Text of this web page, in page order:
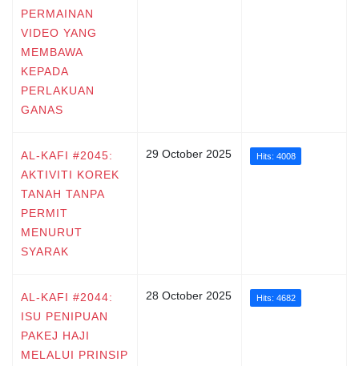
PERMAINAN
VIDEO YANG
MEMBAWA
KEPADA
PERLAKUAN
GANAS
AL-KAFI #2045:
AKTIVITI KOREK
TANAH TANPA
PERMIT
MENURUT
SYARAK
29 October 2025 Hits: 4008
AL-KAFI #2044:
ISU PENIPUAN
PAKEJ HAJI
MELALUI PRINSIP
28 October 2025 Hits: 4682